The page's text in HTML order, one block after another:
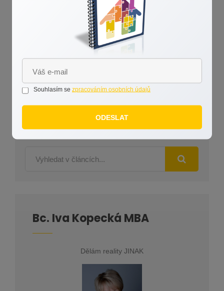
Záleží mi na odvedení špičkové práce a na
spokojenosti klienta. A dbám na svém dobrém jménu a
pověsti. Za mě pak hovoří reference spokojených
Pokud jste dočetli až sem, máte můj obdiv a děkuji
kontaktovat. Ráda se s Vámi sejdu u kávy.
Bc. Iva Kopecká MBA
Dělám reality JINAK
Souhlasím se zpracováním osobních údajů
ODESLAT